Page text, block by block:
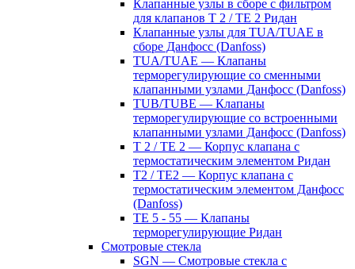
Клапанные узлы в сборе с фильтром
для клапанов T 2 / TE 2 Ридан
Клапанные узлы для TUA/TUAE в
сборе Данфосс (Danfoss)
TUA/TUAE — Клапаны
терморегулирующие со сменными
клапанными узлами Данфосс (Danfoss)
TUB/TUBE — Клапаны
терморегулирующие со встроенными
клапанными узлами Данфосс (Danfoss)
T 2 / TE 2 — Корпус клапана с
термостатическим элементом Ридан
T2 / TE2 — Корпус клапана с
термостатическим элементом Данфосс
(Danfoss)
TE 5 - 55 — Клапаны
терморегулирующие Ридан
Смотровые стекла
SGN — Смотровые стекла с